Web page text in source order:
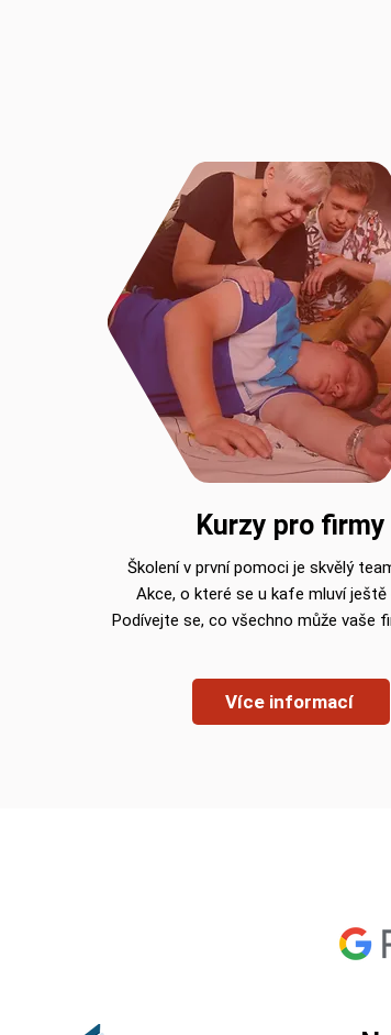
Kurzy pro firmy
Školení v první pomoci je skvělý
Akce, o které se u kafe mluví ještě
Podívejte se, co všechno může vaše
Více informací